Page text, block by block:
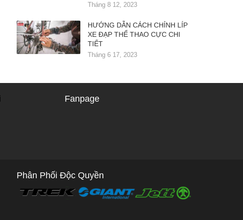
Tháng 8 12, 2023
HƯỚNG DẪN CÁCH CHỈNH LÍP
XE ĐẠP THỂ THAO CỰC CHI
TIẾT
Tháng 6 17, 2023
Fanpage
Phân Phối Độc Quyền